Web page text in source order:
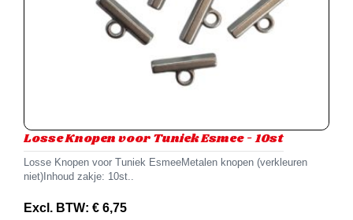
Losse Knopen voor Tuniek Esmee - 10st
Losse Knopen voor Tuniek EsmeeMetalen knopen (verkleuren
niet)Inhoud zakje: 10st..
Excl. BTW: € 6,75